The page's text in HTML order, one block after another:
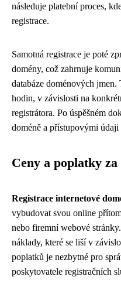
následuje platební proces,
registrace.
Samotná registrace je poté
domény, což zahrnuje
databáze doménových
hodin, v závislosti na
registrátora. Po úspěšném
doméně a přístupovými
Ceny a poplatky
Registrace internetové
vybudovat svou online
nebo firemní webové
náklady, které se liší v
poplatků je nezbytné pro
poskytovatele registračních